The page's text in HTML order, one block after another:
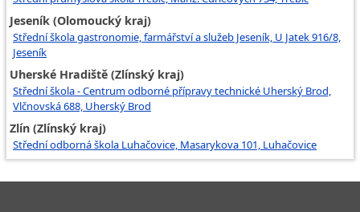
Jeseník (Olomoucký kraj)
Střední škola gastronomie, farmářství a služeb Jeseník, U Jatek 916/8,
Jeseník
Uherské Hradiště (Zlínský kraj)
Střední škola - Centrum odborné přípravy technické Uherský Brod,
Vlčnovská 688, Uherský Brod
Zlín (Zlínský kraj)
Střední odborná škola Luhačovice, Masarykova 101, Luhačovice